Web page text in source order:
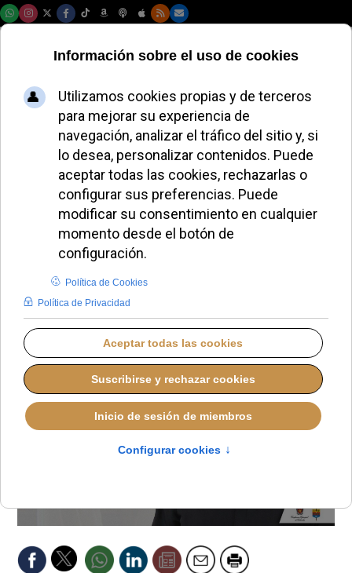
El Papa nombra a
Franklin
Betancourt como
obispo de Tumaco
ALMUDENA RODRIGO
IGLESIA UNIVERSAL
JUEVES, 23 OCTUBRE 2025 16:05